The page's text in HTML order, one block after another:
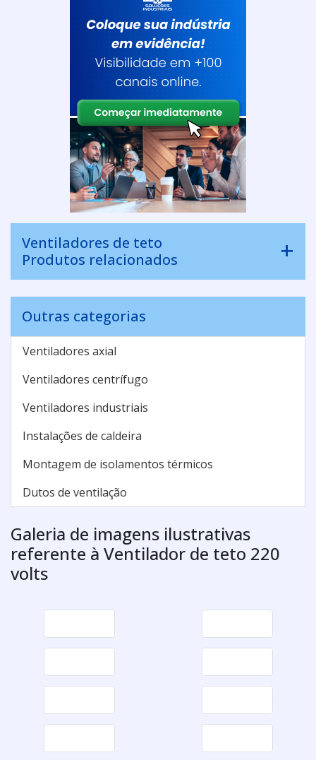
Ventiladores de teto
Produtos relacionados
Outras categorias
Ventiladores axial
Ventiladores centrífugo
Ventiladores industriais
Instalações de caldeira
Montagem de isolamentos térmicos
Dutos de ventilação
Galeria de imagens ilustrativas
referente à Ventilador de teto 220
volts